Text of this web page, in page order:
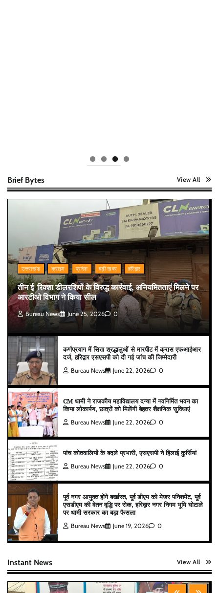
Brief Bytes View All
उत्तराखंड क्राइम प्रदेश बड़ी खबर हरिद्वार
तीन ई-रिक्शा डीलरशिपों के विरुद्ध कार्रवाई, अनियमितताएं मिलने पर
आरटीओ विभाग ने किया सील
Bureau News June 25, 2026 0
कर्णप्रयाग में सिख श्रद्धालुओं से मारपीट में क्रास एफआईआर
दर्ज, हरिद्वार एसएसपी को दी गई जांच की जिम्मेदारी
Bureau News June 22, 2026 0
CM धामी ने राजकीय महाविद्यालय दन्या में नवनिर्मित भवन का
किया लोकार्पण, छात्रों को मिलेंगी बेहतर शैक्षणिक सुविधाएं
Bureau News June 22, 2026 0
पांच कोतवालियों के बदले प्रभारी, एसएसपी ने हिलाई कुर्सियां
Bureau News June 22, 2026 0
पूर्व नगर आयुक्त होंगे बर्खास्त, पूर्व डीएम को मेजर पनिशमेंट, पूर्व
एसडीएम की वेतन वृद्धि पर रोक, हरिद्वार नगर निगम भूमि घोटाले
पर धामी सरकार का बड़ा फैसला
Bureau News June 19, 2026 0
Instant News View All